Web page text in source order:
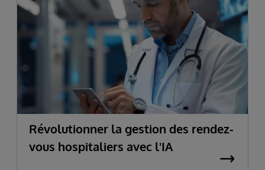
Révolutionner la gestion des rendez-
vous hospitaliers avec l'IA